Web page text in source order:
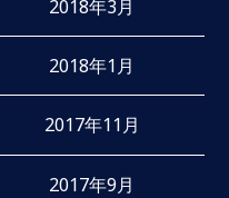
2018年3月
2018年1月
2017年11月
2017年9月